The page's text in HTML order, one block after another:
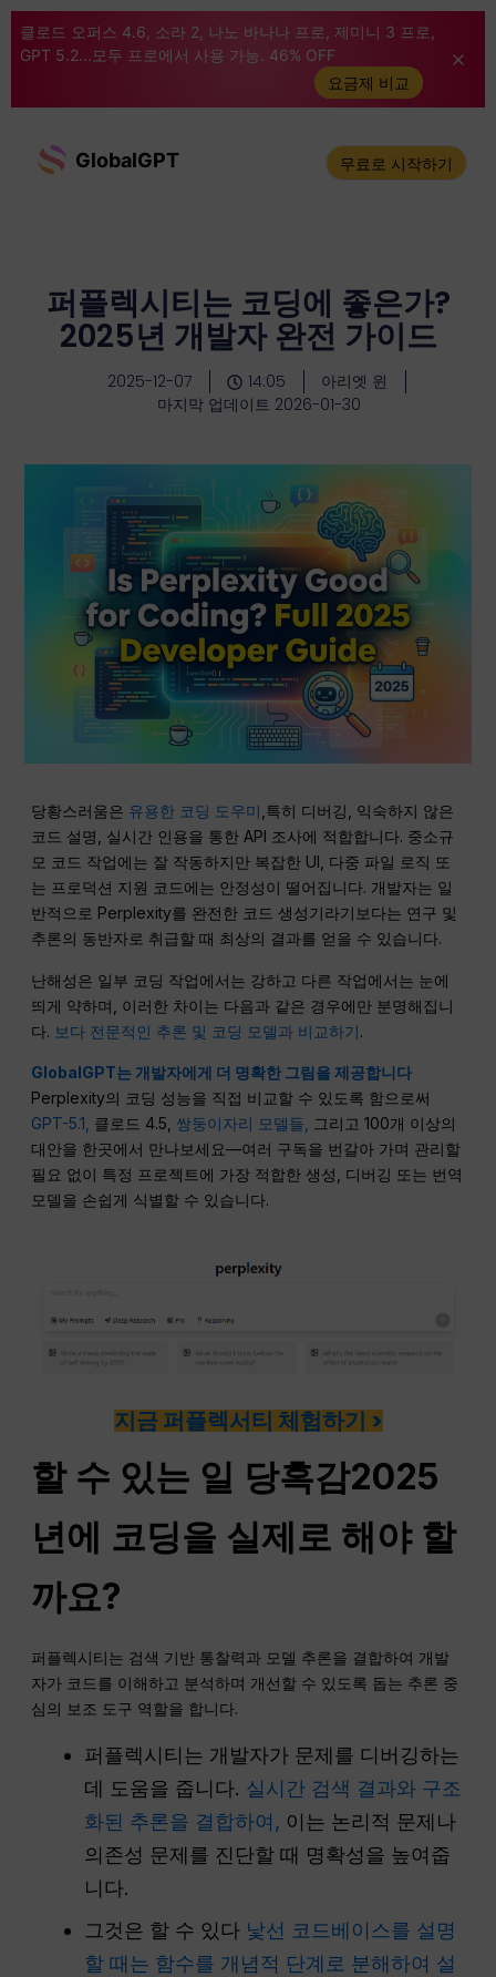
클로드 오퍼스 4.6, 소라 2, 나노 바나나 프로, 제미니 3 프로,
GPT 5.2...모두 프로에서 사용 가능. 46% OFF
요금제 비교
GlobalGPT 무료로 시작하기
퍼플렉시티는 코딩에 좋은가?
2025년 개발자 완전 가이드
2025-12-07 14:05
아리엣 윈
마지막 업데이트 2026-01-30
당황스러움은 유용한 코딩 도우미 ,특히 디버깅, 익숙하지 않은
코드 설명, 실시간 인용을 통한 API 조사에 적합합니다. 중소규
모 코드 작업에는 잘 작동하지만 복잡한 UI, 다중 파일 로직 또
는 프로덕션 지원 코드에는 안정성이 떨어집니다. 개발자는 일
반적으로 Perplexity를 완전한 코드 생성기라기보다는 연구 및
추론의 동반자로 취급할 때 최상의 결과를 얻을 수 있습니다.
난해성은 일부 코딩 작업에서는 강하고 다른 작업에서는 눈에
띄게 약하며, 이러한 차이는 다음과 같은 경우에만 분명해집니
다. 보다 전문적인 추론 및 코딩 모델과 비교하기.
GlobalGPT는 개발자에게 더 명확한 그림을 제공합니다
Perplexity의 코딩 성능을 직접 비교할 수 있도록 함으로써
GPT-5.1, 클로드 4.5, 쌍둥이자리 모델들,
그리고 100개 이상의
대안을 한곳에서 만나보세요—여러 구독을 번갈아 가며 관리할
필요 없이 특정 프로젝트에 가장 적합한 생성, 디버깅 또는 번역
모델을 손쉽게 식별할 수 있습니다.
지금 퍼플렉서티 체험하기 >
할 수 있는 일 당혹감2025
년에 코딩을 실제로 해야 할
까요?
퍼플렉시티는 검색 기반 통찰력과 모델 추론을 결합하여 개발
자가 코드를 이해하고 분석하며 개선할 수 있도록 돕는 추론 중
심의 보조 도구 역할을 합니다.
퍼플렉시티는 개발자가 문제를 디버깅하는
데 도움을 줍니다. 실시간 검색 결과와 구조
화된 추론을 결합하여, 이는 논리적 문제나
의존성 문제를 진단할 때 명확성을 높여줍
니다.
그것은 할 수 있다 낯선 코드베이스를 설명
할 때는 함수를 개념적 단계로 분해하여 설